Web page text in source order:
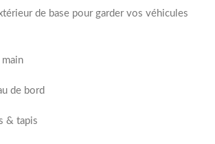
de base pour garder vos véhicules
main
de bord
& tapis